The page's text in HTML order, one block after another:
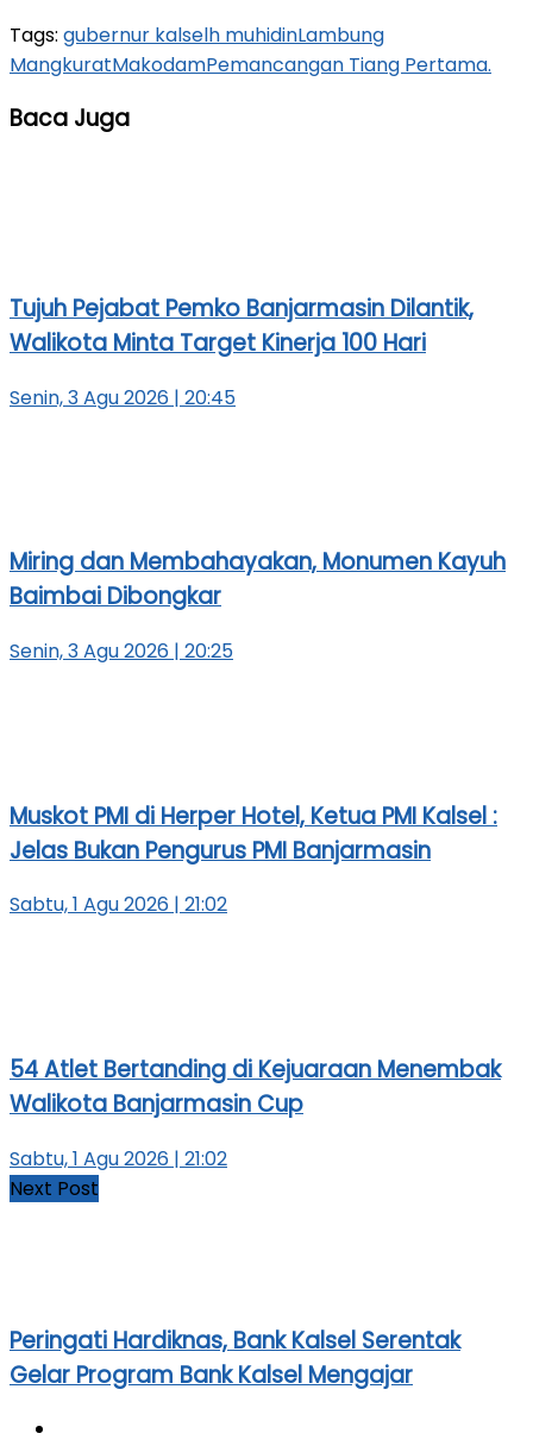
Tags: gubernur kalselh muhidinLambung
MangkuratMakodamPemancangan Tiang Pertama.
Baca Juga
Tujuh Pejabat Pemko Banjarmasin Dilantik,
Walikota Minta Target Kinerja 100 Hari
Senin, 3 Agu 2026 | 20:45
Miring dan Membahayakan, Monumen Kayuh
Baimbai Dibongkar
Senin, 3 Agu 2026 | 20:25
Muskot PMI di Herper Hotel, Ketua PMI Kalsel :
Jelas Bukan Pengurus PMI Banjarmasin
Sabtu, 1 Agu 2026 | 21:02
54 Atlet Bertanding di Kejuaraan Menembak
Walikota Banjarmasin Cup
Sabtu, 1 Agu 2026 | 21:02
Next Post
Peringati Hardiknas, Bank Kalsel Serentak
Gelar Program Bank Kalsel Mengajar